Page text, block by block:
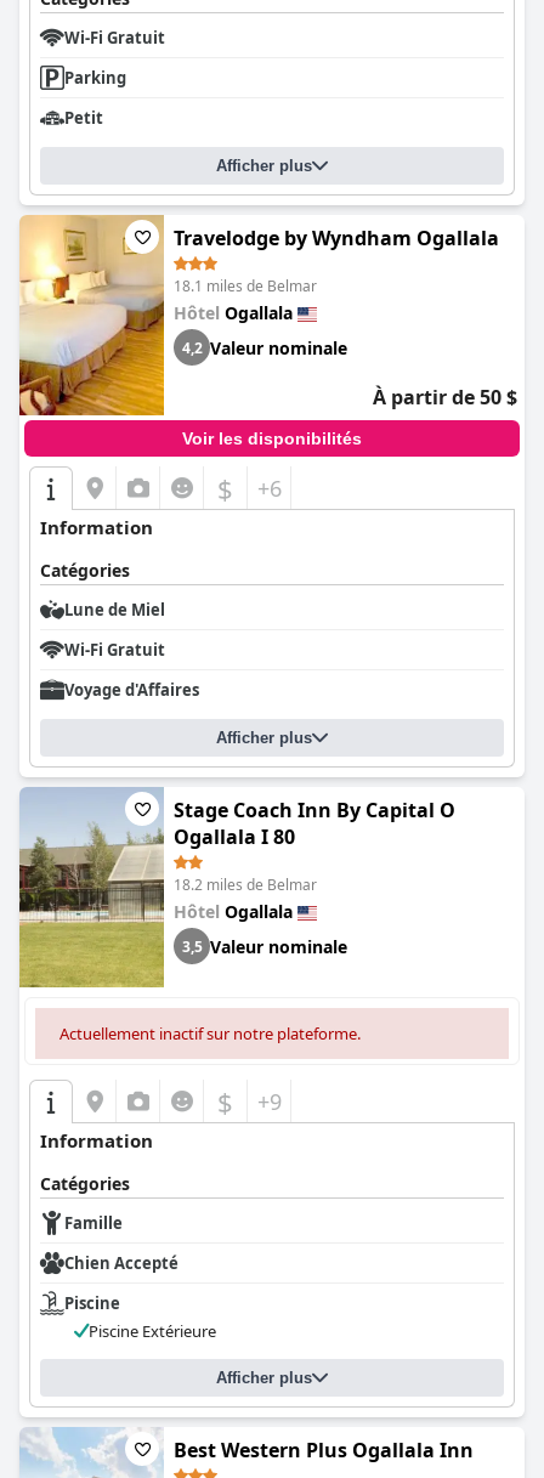
Wi-Fi Gratuit
Parking
Petit
Afficher plus
Travelodge by Wyndham Ogallala
18.1 miles de Belmar
Hôtel Ogallala
4,2 Valeur nominale
À partir de 50 $
Voir les disponibilités
$ +6
Information
Catégories
Lune de Miel
Wi-Fi Gratuit
Voyage d'Affaires
Afficher plus
Stage Coach Inn By Capital O
Ogallala I 80
18.2 miles de Belmar
Hôtel Ogallala
3,5 Valeur nominale
Actuellement inactif sur notre plateforme.
$ +9
Information
Catégories
Famille
Chien Accepté
Piscine
Piscine Extérieure
Afficher plus
Best Western Plus Ogallala Inn